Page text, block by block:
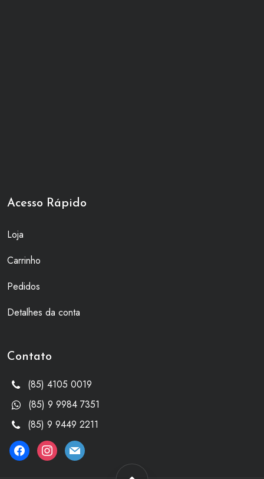
Acesso Rápido
Loja
Carrinho
Pedidos
Detalhes da conta
Contato
(85) 4105 0019
(85) 9 9984 7351
(85) 9 9449 2211
facebookinstagram
mail